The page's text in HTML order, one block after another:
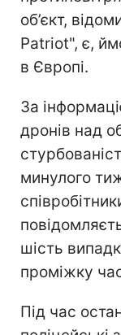
об’єкт,
Patriot", є,
в Європі.
За
дронів над
минулого
шість
проміжку
Під час